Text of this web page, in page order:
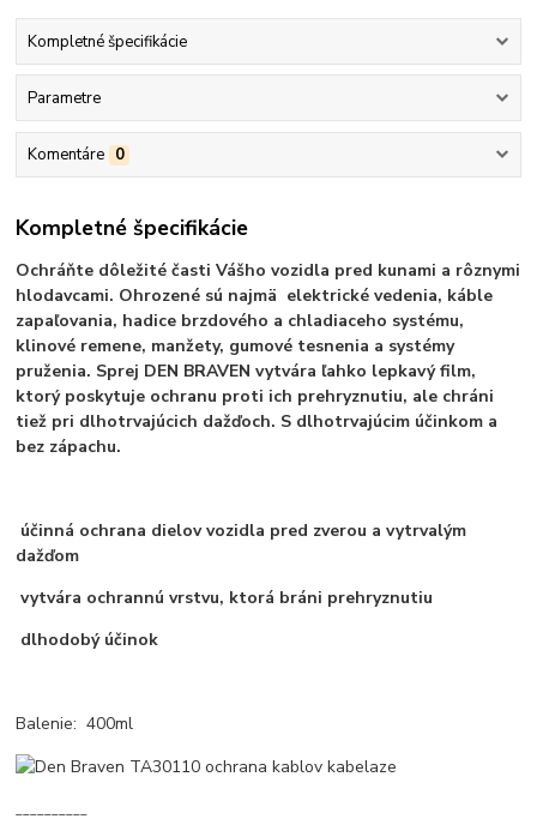
Kompletné špecifikácie
Parametre
Komentáre 0
Kompletné špecifikácie
Ochráňte dôležité časti Vášho vozidla pred kunami a rôznymi
hlodavcami. Ohrozené sú najmä elektrické vedenia, káble
zapaľovania, hadice brzdového a chladiaceho systému,
klinové remene, manžety, gumové tesnenia a systémy
pruženia. Sprej DEN BRAVEN vytvára ľahko lepkavý film,
ktorý poskytuje ochranu proti ich prehryznutiu, ale chráni
tiež pri dlhotrvajúcich dažďoch. S dlhotrvajúcim účinkom a
bez zápachu.
účinná ochrana dielov vozidla pred zverou a vytrvalým
dažďom
vytvára ochrannú vrstvu, ktorá bráni prehryznutiu
dlhodobý účinok
Balenie: 400ml